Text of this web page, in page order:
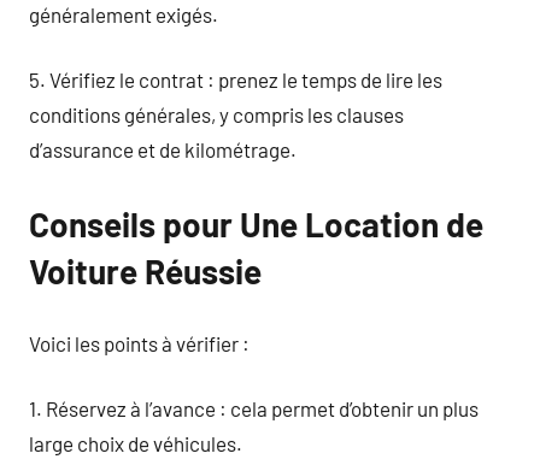
généralement exigés.
5. Vérifiez le contrat : prenez le temps de lire les
conditions générales, y compris les clauses
d’assurance et de kilométrage.
Conseils pour Une Location de
Voiture Réussie
Voici les points à vérifier :
1. Réservez à l’avance : cela permet d’obtenir un plus
large choix de véhicules.